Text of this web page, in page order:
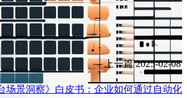
上一篇 2025-02-08
场景洞察》白皮书：企业如何通过自动化